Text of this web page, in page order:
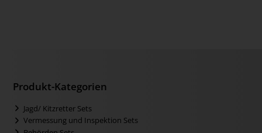
Produkt-Kategorien
Jagd/ Kitzretter Sets
Vermessung und Inspektion Sets